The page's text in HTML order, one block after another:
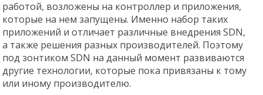
работой, возложены на контроллер и приложения,
которые на нем запущены. Именно набор таких
приложений и отличает различные внедрения SDN,
а также решения разных производителей. Поэтому
под зонтиком SDN на данный момент развиваются
другие технологии, которые пока привязаны к тому
или иному производителю.